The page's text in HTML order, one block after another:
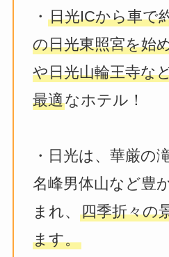
・ 日光ICから車で
の日光東照宮を始
や日光山輪王寺な
最適なホテル！
・日光は、華厳の
名峰男体山など豊
まれ、 四季折々の
ます。